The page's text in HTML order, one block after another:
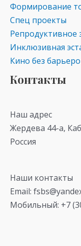
Формирование
Спец проекты
Репродуктивное
Инклюзивная
Кино без
Контакты
Наш адрес
Жердева 44-а,
Россия
Наши контакты
Email:
Мобильный: +7